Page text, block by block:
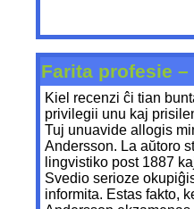
Farita profesie
Kiel recenzi ĉi tian
privilegii unu kaj
Tuj unuavide allogis
Andersson. La aŭtoro
lingvistiko post 1887
Svedio serioze
informita. Estas fakto,